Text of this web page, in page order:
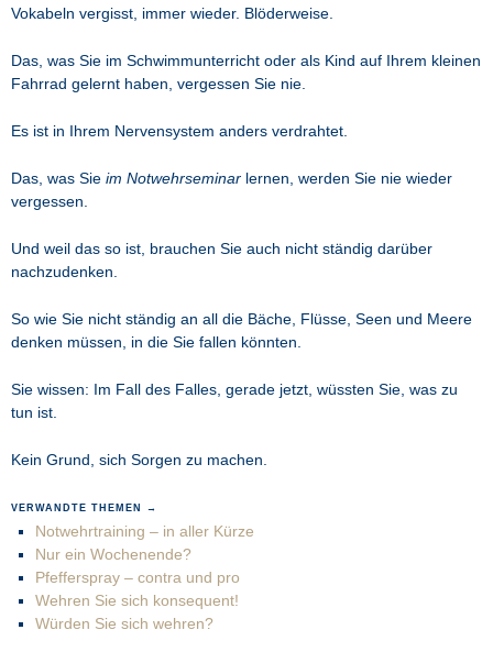
Vokabeln vergisst, immer wieder. Blöderweise.
Das, was Sie im Schwimmunterricht oder als Kind auf Ihrem kleinen
Fahrrad gelernt haben, vergessen Sie nie.
Es ist in Ihrem Nervensystem anders verdrahtet.
Das, was Sie im Notwehrseminar lernen, werden Sie nie wieder
vergessen.
Und weil das so ist, brauchen Sie auch nicht ständig darüber
nachzudenken.
So wie Sie nicht ständig an all die Bäche, Flüsse, Seen und Meere
denken müssen, in die Sie fallen könnten.
Sie wissen: Im Fall des Falles, gerade jetzt, wüssten Sie, was zu
tun ist.
Kein Grund, sich Sorgen zu machen.
VERWANDTE THEMEN →
Notwehrtraining – in aller Kürze
Nur ein Wochenende?
Pfefferspray – contra und pro
Wehren Sie sich konsequent!
Würden Sie sich wehren?